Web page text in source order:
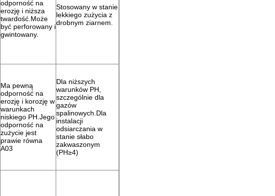
odporność na
erozję i niższa
twardość.Może
być perforowany i
gwintowany.
Stosowany w stanie
lekkiego zużycia z
drobnym ziarnem.
Ma pewną
odporność na
erozję i korozję w
warunkach
niskiego PH.Jego
odporność na
zużycie jest
prawie równa
A03
Dla niższych
warunków PH,
szczególnie dla
gazów
spalinowych.Dla
instalacji
odsiarczania w
stanie słabo
zakwaszonym
(PH≥4)